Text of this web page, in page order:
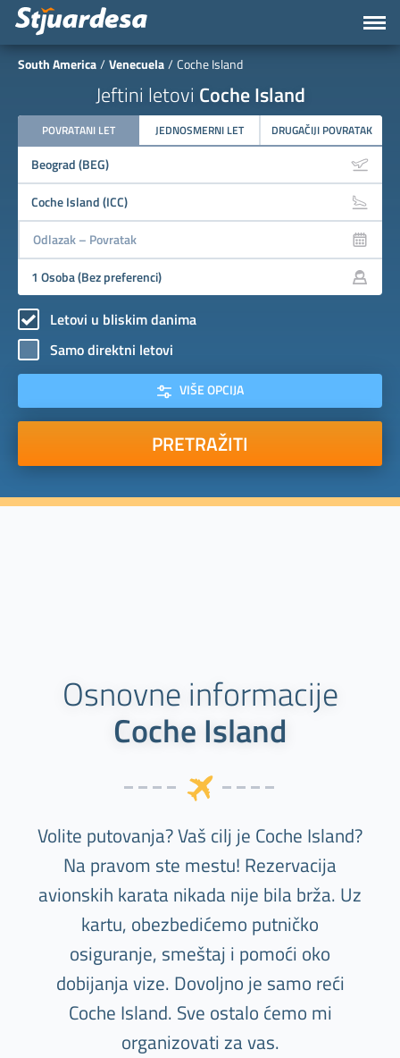
South America Venecuela Coche Island
Jeftini letovi Coche Island
POVRATANI LET JEDNOSMERNI LET DRUGAČIJI POVRATAK
Letovi u bliskim danima
Samo direktni letovi
VIŠE OPCIJA
PRETRAŽITI
Osnovne informacije
Coche Island
Volite putovanja? Vaš cilj je Coche Island?
Na pravom ste mestu! Rezervacija
avionskih karata nikada nije bila brža. Uz
kartu, obezbedićemo putničko
osiguranje, smeštaj i pomoći oko
dobijanja vize. Dovoljno je samo reći
Coche Island. Sve ostalo ćemo mi
organizovati za vas.